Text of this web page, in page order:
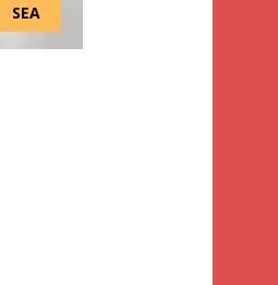
SEA